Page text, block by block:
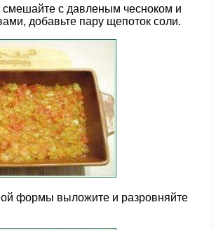
с давленым чесноком и
добавьте пару щепоток соли.
формы выложите и разровняйте